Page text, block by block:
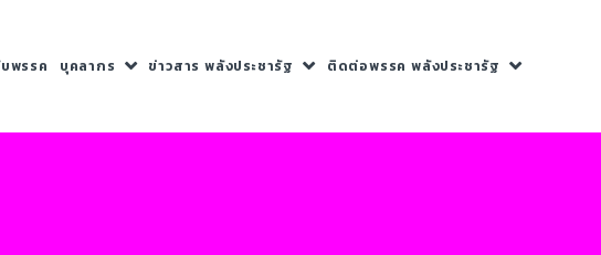
พรรค บุคลากร ข่าวสาร พลังประชารัฐ ติดต่อพรรค พลังประชารัฐ